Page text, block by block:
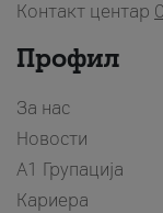
Контакт центар
Профил
За нас
Новости
А1 Групација
Кариера